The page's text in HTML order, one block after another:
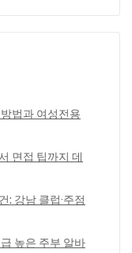
법과 여성전용
면접 팁까지 데
: 강남 클럽·주점
높은 주부 알바